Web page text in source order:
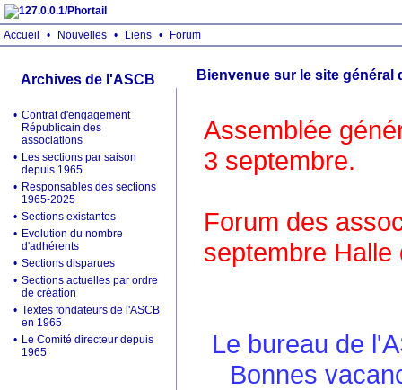
Accueil • Nouvelles • Liens • Forum
Archives de l'ASCB
• Contrat d'engagement
Républicain des
associations
• Les sections par saison
depuis 1965
• Responsables des sections
1965-2025
• Sections existantes
• Evolution du nombre
d'adhérents
• Sections disparues
• Sections actuelles par ordre
de création
• Textes fondateurs de l'ASCB
en 1965
• Le Comité directeur depuis
1965
Bienvenue sur le site général
Assemblée
3 septembre.
Forum des
septembre Halle
Le bureau de
Bonnes